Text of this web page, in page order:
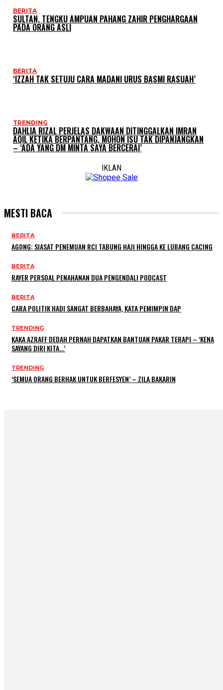
BERITA
SULTAN, TENGKU AMPUAN PAHANG ZAHIR PENGHARGAAN
PADA ORANG ASLI
BERITA
‘IZZAH TAK SETUJU CARA MADANI URUS BASMI RASUAH’
TRENDING
DAHLIA RIZAL PERJELAS DAKWAAN DITINGGALKAN IMRAN
AQIL KETIKA BERPANTANG, MOHON ISU TAK DIPANJANGKAN
– ‘ADA YANG DM MINTA SAYA BERCERAI’
IKLAN
MESTI BACA
BERITA
AGONG: SIASAT PENEMUAN RCI TABUNG HAJI HINGGA KE LUBANG CACING
BERITA
RAYER PERSOAL PENAHANAN DUA PENGENDALI PODCAST
BERITA
CARA POLITIK HADI SANGAT BERBAHAYA, KATA PEMIMPIN DAP
TRENDING
KAKA AZRAFF DEDAH PERNAH DAPATKAN BANTUAN PAKAR TERAPI – ‘KENA
SAYANG DIRI KITA…’
TRENDING
‘SEMUA ORANG BERHAK UNTUK BERFESYEN’ – ZILA BAKARIN